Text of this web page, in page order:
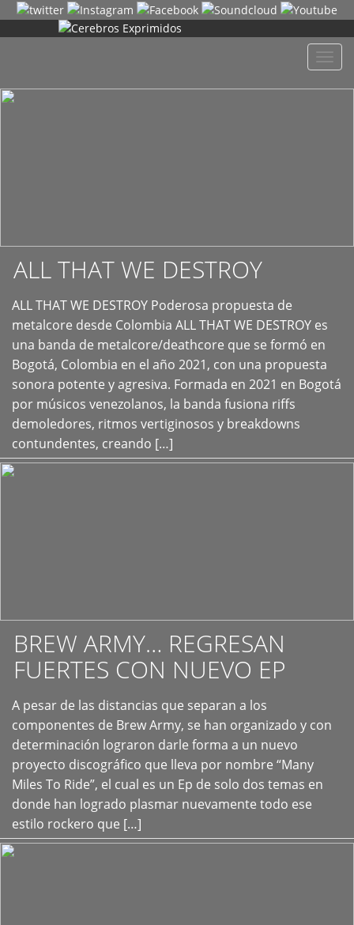
ALL THAT WE DESTROY
ALL THAT WE DESTROY Poderosa propuesta de
metalcore desde Colombia ALL THAT WE DESTROY es
una banda de metalcore/deathcore que se formó en
Bogotá, Colombia en el año 2021, con una propuesta
sonora potente y agresiva. Formada en 2021 en Bogotá
por músicos venezolanos, la banda fusiona riffs
demoledores, ritmos vertiginosos y breakdowns
contundentes, creando […]
+
BREW ARMY… REGRESAN
FUERTES CON NUEVO EP
A pesar de las distancias que separan a los
componentes de Brew Army, se han organizado y con
determinación lograron darle forma a un nuevo
proyecto discográfico que lleva por nombre “Many
Miles To Ride”, el cual es un Ep de solo dos temas en
donde han logrado plasmar nuevamente todo ese
estilo rockero que […]
+